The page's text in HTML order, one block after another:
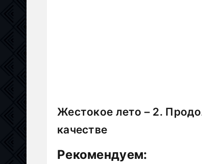
Жестокое лето – 2.
качестве
Рекомендуем: